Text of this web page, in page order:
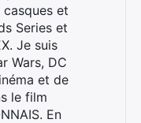
et
Series et
Je suis
Wars, DC
et de
le film
En